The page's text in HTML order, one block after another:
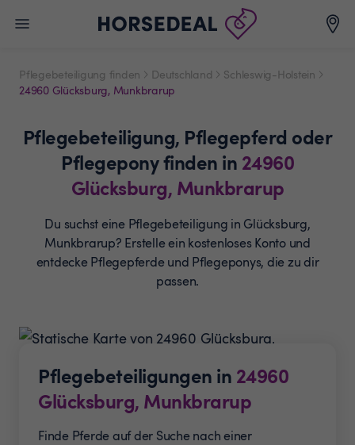
Pflegebeteiligung finden Deutschland
Schleswig-Holstein
24960 Glücksburg, Munkbrarup
Pflegebeteiligung, Pflegepferd oder
Pflegeponyfinden in 24960
Glücksburg, Munkbrarup
Du suchst eine Pflegebeteiligung in Glücksburg,
Munkbrarup? Erstelle ein kostenloses Konto und
entdecke Pflegepferde und Pflegeponys, die zu dir
passen.
Pflegebeteiligungen in 24960
Glücksburg, Munkbrarup
Finde Pferde auf der Suche nach einer